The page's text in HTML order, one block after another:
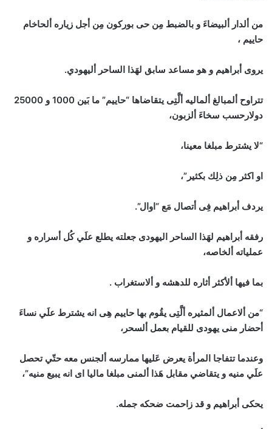
من ألدار ألبيضاءَ و بالضبط مِن حى بوركون مِن أجل زياره ألحاخام
حاييم ،
يروى أبراهيم و هو مساعد سابق لهَذا الساحر أليهودي.
تتراوح ألمبالغ ألماليه ألَّتِى يتقاضاها “حاييم” ما بَين 1000 و 25000
دولارحسب سخاءَ ألزبون،
“لا يشترط مبلغا معينا،
او اكثر مِن ذلِك بكثير”،
يردف أبراهيم فِى أتصال مَع “اوال”.
رفقه أبراهيم لهَذا الساحر اليهودى جعلته يطلع علَي كُل أسراره و
عملياته ألخاصه،
بما فيها ألأكثر أثاره للدهشه و ألاستغراب .
“من ألاعمال ألمثيره ألَّتِى يقُوم بها حاييم هِى انه يشترط علَي نساءَ
أحضار منى يهودى للقيام بعمل ألسحر،
وعندما تتفاجا المرأة يعرض عَليها ممارسه ألجنس معه حتّي تحصل
علَي منيه و يتقاضي مقابل هَذا ألمنى مبلغا ماليا اى انه يبيع منيه”،
يحكى أبراهيم و قد زاحمت ضحكه جمله.